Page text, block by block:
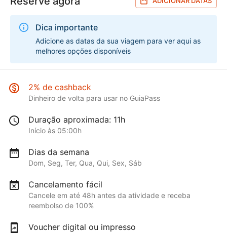
Dica importante
Adicione as datas da sua viagem para ver aqui as
melhores opções disponíveis
2% de cashback
Dinheiro de volta para usar no GuiaPass
Duração aproximada: 11h
Início às 05:00h
Dias da semana
Dom, Seg, Ter, Qua, Qui, Sex, Sáb
Cancelamento fácil
Cancele em até 48h antes da atividade e receba
reembolso de 100%
Voucher digital ou impresso